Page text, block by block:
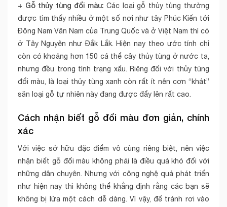
+ Gỗ thủy tùng đổi màu:Các loại gỗ thủy tùng thường
được tìm thấy nhiều ở một số nơi như tây Phúc Kiến tới
Đông Nam Vân Nam của Trung Quốc và ở Việt Nam thì có
ở Tây Nguyên như Đắk Lắk. Hiện nay theo ước tính chỉ
còn có khoảng hơn 150 cá thể cây thủy tùng ở nước ta,
nhưng đều trong tình trạng xấu. Riêng đối với thủy tùng
đổi màu, là loại thủy tùng xanh còn rất ít nên cơn “khát”
săn loại gỗ tự nhiên này đang được đẩy lên rất cao.
Cách nhận biết gỗ đổi màu đơn giản, chính
xác
Với việc sở hữu đặc điểm vô cùng riêng biệt, nên việc
nhận biết gỗ đổi màu không phải là điều quá khó đối với
những dân chuyên. Nhưng với công nghệ quá phát triển
như hiện nay thì không thể khẳng định rằng các bạn sẽ
không bị lừa một cách dễ dàng. Vì vậy, để tránh rơi vào